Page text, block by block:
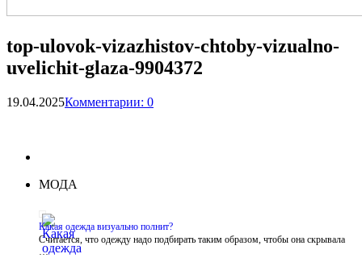
top-ulovok-vizazhistov-chtoby-vizualno-
uvelichit-glaza-9904372
19.04.2025Комментарии: 0
МОДА
Какая одежда визуально полнит?
Считается, что одежду надо подбирать таким образом, чтобы она скрывала
…